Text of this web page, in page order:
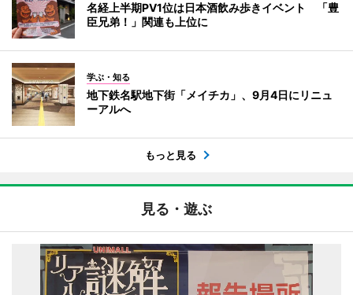
名経上半期PV1位は日本酒飲み歩きイベント 「豊
臣兄弟！」関連も上位に
学ぶ・知る
地下鉄名駅地下街「メイチカ」、9月4日にリニュ
ーアルへ
もっと見る
見る・遊ぶ